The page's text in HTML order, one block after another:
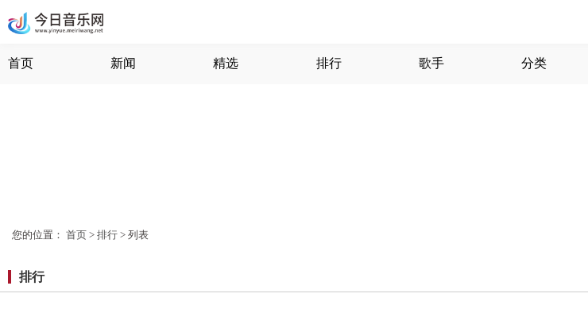
首页 新闻 精选 排行 歌手 分类
您的位置： 首页 > 排行 > 列表
排行